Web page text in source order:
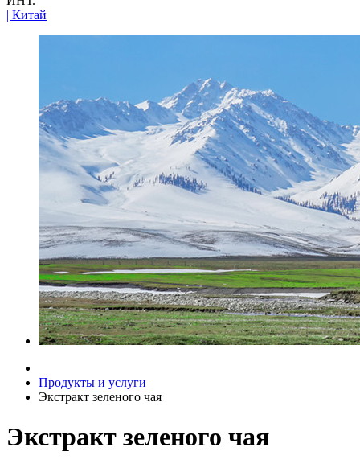
| Китай
Продукты и услуги
Экстракт зеленого чая
Экстракт зеленого чая